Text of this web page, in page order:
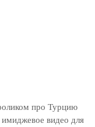
про Турцию
видео для